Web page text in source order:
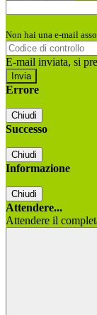
Non hai una e-mail
E-mail inviata, si
Errore
Chiudi
Successo
Chiudi
Informazione
Chiudi
Attendere...
Attendere il